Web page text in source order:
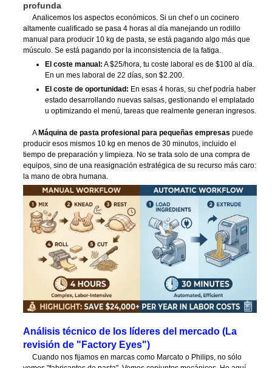
profunda
Analicemos los aspectos económicos. Si un chef o un cocinero
altamente cualificado se pasa 4 horas al día manejando un rodillo
manual para producir 10 kg de pasta, se está pagando algo más que
músculo. Se está pagando por la inconsistencia de la fatiga.
El coste manual: A $25/hora, tu coste laboral es de $100 al día.
En un mes laboral de 22 días, son $2.200.
El coste de oportunidad: En esas 4 horas, su chef podría haber
estado desarrollando nuevas salsas, gestionando el emplatado
u optimizando el menú, tareas que realmente generan ingresos.
A Máquina de pasta profesional para pequeñas empresas puede
producir esos mismos 10 kg en menos de 30 minutos, incluido el
tiempo de preparación y limpieza. No se trata solo de una compra de
equipos, sino de una reasignación estratégica de su recurso más caro:
la mano de obra humana.
Análisis técnico de los líderes del mercado (La
revisión de "Factory Eyes")
Cuando nos fijamos en marcas como Marcato o Philips, no sólo